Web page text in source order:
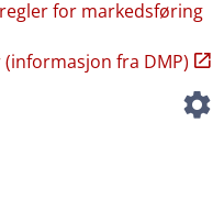
for markedsføring
fra DMP)